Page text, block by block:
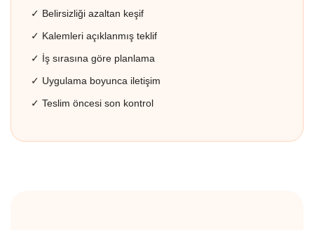
✓ Belirsizliği azaltan keşif
✓ Kalemleri açıklanmış teklif
✓ İş sırasına göre planlama
✓ Uygulama boyunca iletişim
✓ Teslim öncesi son kontrol